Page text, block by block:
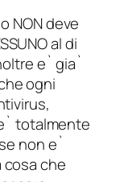
NON deve
al di
e` gia`
ogni
totalmente
non e`
cosa che